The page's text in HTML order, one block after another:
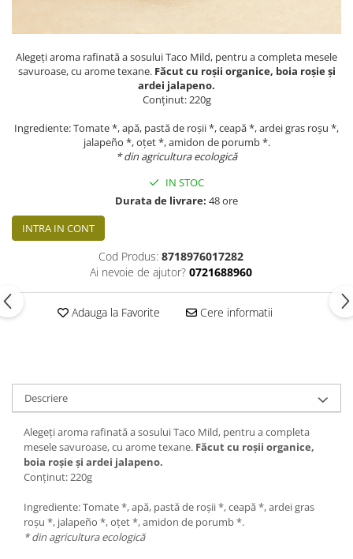
PRODUSE ROMÂNEȘTI
COSMETICE
Alegeți aroma rafinată a sosului Taco Mild, pentru a completa mesele
savuroase, cu arome texane. Făcut cu roșii organice, boia roșie și
ardei jalapeno.
Conținut: 220g
Ingrediente: Tomate *, apă, pastă de roșii *, ceapă *, ardei gras roșu *,
jalapeño *, oțet *, amidon de porumb *.
* din agricultura ecologică
IN STOC
Durata de livrare: 48 ore
INTRA IN CONT
Cod Produs: 8718976017282
Ai nevoie de ajutor? 0721688960
Adauga la Favorite Cere informatii
Descriere
Alegeți aroma rafinată a sosului Taco Mild, pentru a completa
mesele savuroase, cu arome texane. Făcut cu roșii organice,
boia roșie și ardei jalapeno.
Conținut: 220g
Ingrediente: Tomate *, apă, pastă de roșii *, ceapă *, ardei gras
roșu *, jalapeño *, oțet *, amidon de porumb *.
* din agricultura ecologică